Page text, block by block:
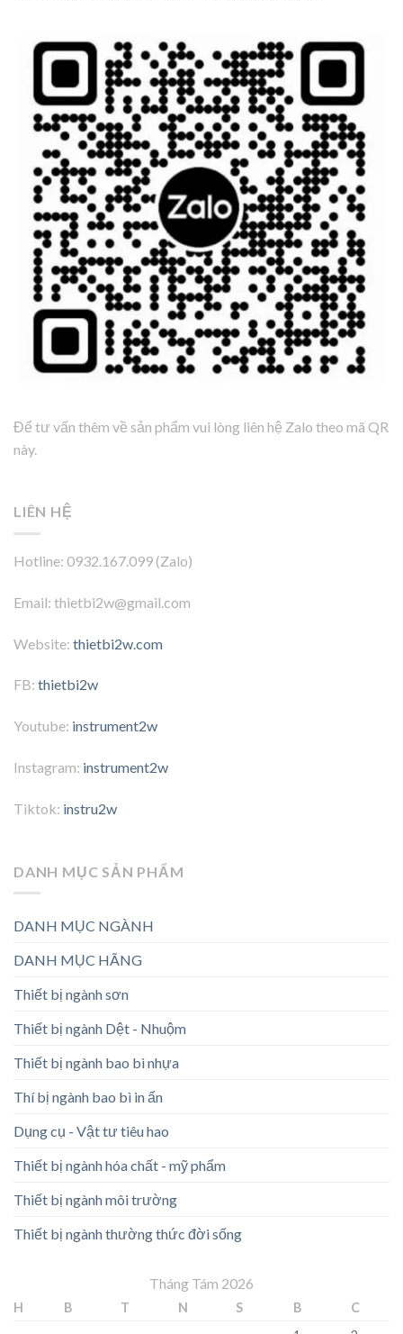
Để tư vấn thêm về sản phẩm vui lòng liên hệ Zalo theo mã QR
này.
LIÊN HỆ
Hotline: 0932.167.099 (Zalo)
Email: thietbi2w@gmail.com
Website: thietbi2w.com
FB: thietbi2w
Youtube: instrument2w
Instagram: instrument2w
Tiktok: instru2w
DANH MỤC SẢN PHẨM
DANH MỤC NGÀNH
DANH MỤC HÃNG
Thiết bị ngành sơn
Thiết bị ngành Dệt - Nhuộm
Thiết bị ngành bao bì nhựa
Thí bị ngành bao bì in ấn
Dụng cụ - Vật tư tiêu hao
Thiết bị ngành hóa chất - mỹ phẩm
Thiết bị ngành môi trường
Thiết bị ngành thường thức đời sống
Tháng Tám 2026
H B T N S B
C